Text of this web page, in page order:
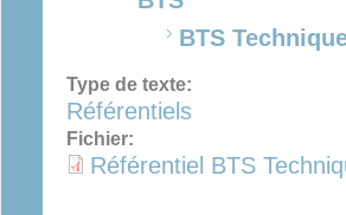
BTS
Type de texte:
Référentiels
Fichier:
Référentiel BTS